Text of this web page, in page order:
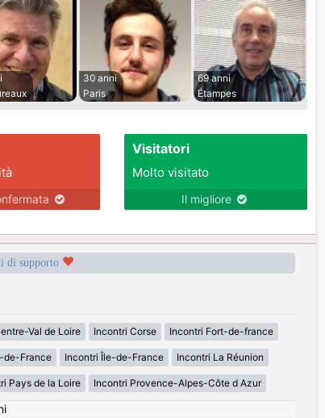
30 anni
Paris
69 anni
Étampes
Visitatori
Molto visitato
Il migliore
di supporto
Val de Loire Incontri Corse Incontri Fort-de-france
de-France Incontri Île-de-France Incontri La Réunion
Pays de la Loire Incontri Provence-Alpes-Côte d Azur